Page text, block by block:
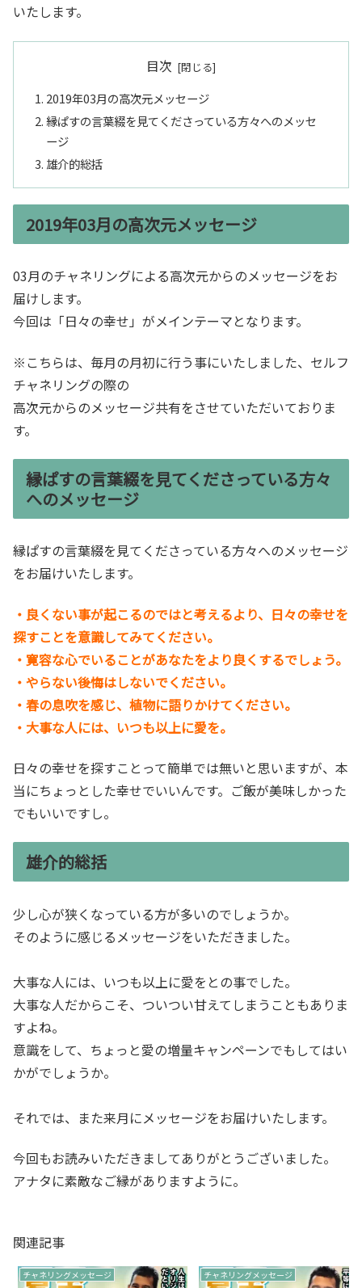
いたします。
目次
2019年03月の高次元メッセージ
縁ぱすの言葉綴を見てくださっている方々へのメッセ
ージ
雄介的総括
2019年03月の高次元メッセージ
03月のチャネリングによる高次元からのメッセージをお
届けします。
今回は「日々の幸せ」がメインテーマとなります。
※こちらは、毎月の月初に行う事にいたしました、セルフ
チャネリングの際の
高次元からのメッセージ共有をさせていただいておりま
す。
縁ぱすの言葉綴を見てくださっている方々
へのメッセージ
縁ぱすの言葉綴を見てくださっている方々へのメッセージ
をお届けいたします。
・良くない事が起こるのではと考えるより、日々の幸せを
探すことを意識してみてください。
・寛容な心でいることがあなたをより良くするでしょう。
・やらない後悔はしないでください。
・春の息吹を感じ、植物に語りかけてください。
・大事な人には、いつも以上に愛を。
日々の幸せを探すことって簡単では無いと思いますが、本
当にちょっとした幸せでいいんです。ご飯が美味しかった
でもいいですし。
雄介的総括
少し心が狭くなっている方が多いのでしょうか。
そのように感じるメッセージをいただきました。
大事な人には、いつも以上に愛をとの事でした。
大事な人だからこそ、ついつい甘えてしまうこともありま
すよね。
意識をして、ちょっと愛の増量キャンペーンでもしてはい
かがでしょうか。
それでは、また来月にメッセージをお届けいたします。
今回もお読みいただきましてありがとうございました。
アナタに素敵なご縁がありますように。
関連記事
チャネリングメッセージ チャネリングメッセージ